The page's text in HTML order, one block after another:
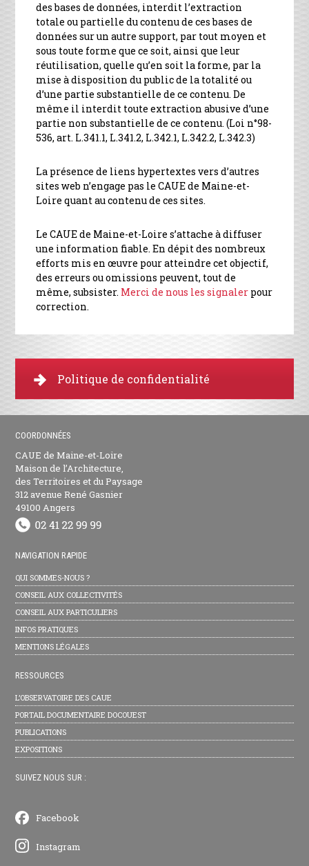
des bases de données, interdit l’extraction
totale ou partielle du contenu de ces bases de
données sur un autre support, par tout moyen et
sous toute forme que ce soit, ainsi que leur
réutilisation, quelle qu’en soit la forme, par la
mise à disposition du public de la totalité ou
d’une partie substantielle de ce contenu. De
même il interdit toute extraction abusive d’une
partie non substantielle de ce contenu. (Loi n°98-
536, art. L.341.1, L.341.2, L.342.1, L.342.2, L.342.3)
La présence de liens hypertextes vers d’autres
sites web n’engage pas le CAUE de Maine-et-
Loire quant au contenu de ces sites.
Le CAUE de Maine-et-Loire s’attache à diffuser
une information fiable. En dépit des nombreux
efforts mis en œuvre pour atteindre cet objectif,
des erreurs ou omissions peuvent, tout de
même, subsister. Merci de nous les signaler pour
correction.
Politique de confidentialité
COORDONNÉES
CAUE de Maine-et-Loire
Maison de l’Architecture,
des Territoires et du Paysage
312 avenue René Gasnier
49100 Angers
NAVIGATION RAPIDE
QUI SOMMES-NOUS ?
CONSEIL AUX COLLECTIVITÉS
CONSEIL AUX PARTICULIERS
INFOS PRATIQUES
MENTIONS LÉGALES
RESSOURCES
L’OBSERVATOIRE DES CAUE
PORTAIL DOCUMENTAIRE DOCOUEST
PUBLICATIONS
EXPOSITIONS
SUIVEZ NOUS SUR :
Facebook
Instagram